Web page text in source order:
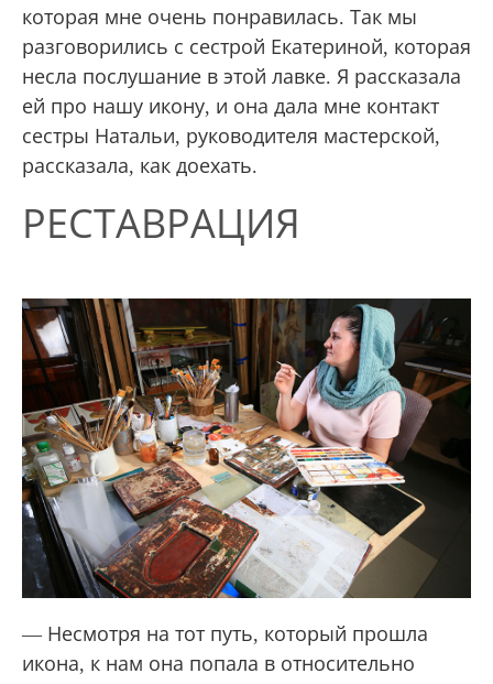
которая мне очень понравилась. Так мы
разговорились с сестрой Екатериной, которая
несла послушание в этой лавке. Я рассказала
ей про нашу икону, и она дала мне контакт
сестры Натальи, руководителя мастерской,
рассказала, как доехать.
РЕСТАВРАЦИЯ
— Несмотря на тот путь, который прошла
икона, к нам она попала в относительно